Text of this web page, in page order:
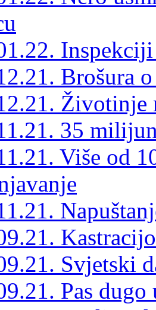
Brošura
35
Više od
Svjetski
Pas